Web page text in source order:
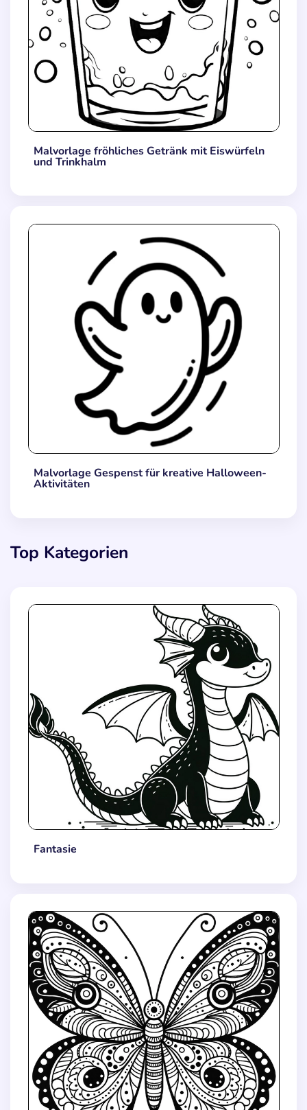
Malvorlage fröhliches Getränk mit Eiswürfeln
und Trinkhalm
Malvorlage Gespenst für kreative Halloween-
Aktivitäten
Top Kategorien
Fantasie